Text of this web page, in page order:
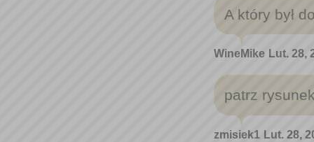
A który był
WineMike Lut. 28,
patrz
zmisiek1 Lut. 28,